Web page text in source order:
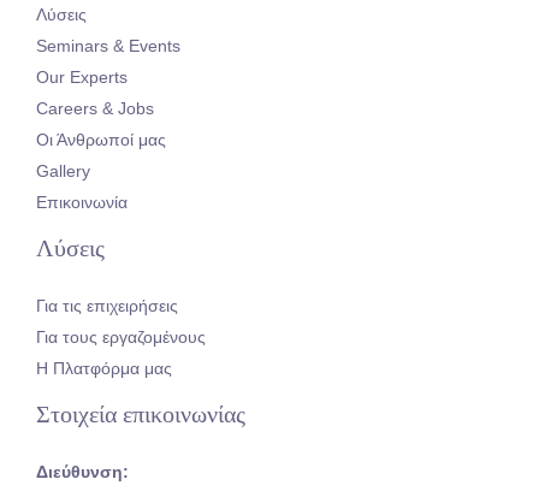
Λύσεις
Seminars & Events
Our Experts
Careers & Jobs
Οι Άνθρωποί μας
Gallery
Επικοινωνία
Λύσεις
Για τις επιχειρήσεις
Για τους εργαζομένους
Η Πλατφόρμα μας
Στοιχεία επικοινωνίας
Διεύθυνση: